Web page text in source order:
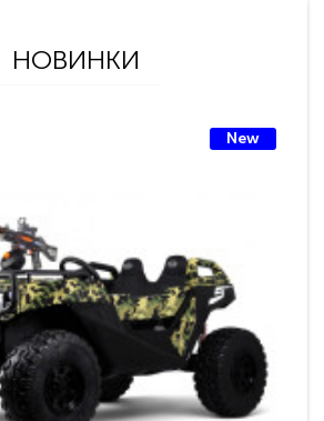
НОВИНКИ
New